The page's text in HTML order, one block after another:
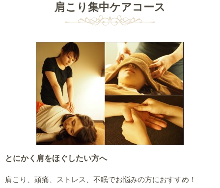
肩こり集中ケアコース
とにかく肩をほぐしたい方へ
肩こり、頭痛、ストレス、不眠でお悩みの方におすすめ！